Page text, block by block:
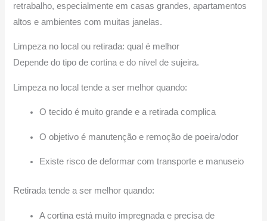
retrabalho, especialmente em casas grandes, apartamentos
altos e ambientes com muitas janelas.
Limpeza no local ou retirada: qual é melhor
Depende do tipo de cortina e do nível de sujeira.
Limpeza no local tende a ser melhor quando:
O tecido é muito grande e a retirada complica
O objetivo é manutenção e remoção de poeira/odor
Existe risco de deformar com transporte e manuseio
Retirada tende a ser melhor quando:
A cortina está muito impregnada e precisa de